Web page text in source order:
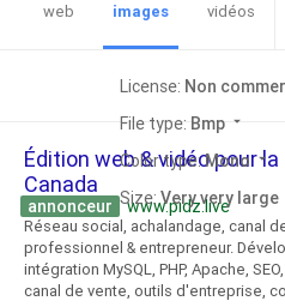
web images vidéos
License: Non
File type: Bmp arrow_drop_down
Color type:Mono arrow_drop_down
Size:Very very large
Édition web & vidéo pour la
Canada
annonceur www.pidz.live
Réseau social, achalandage, canal
professionnel & entrepreneur.
intégration MySQL, PHP, Apache,
canal de vente, outils d'entreprise,